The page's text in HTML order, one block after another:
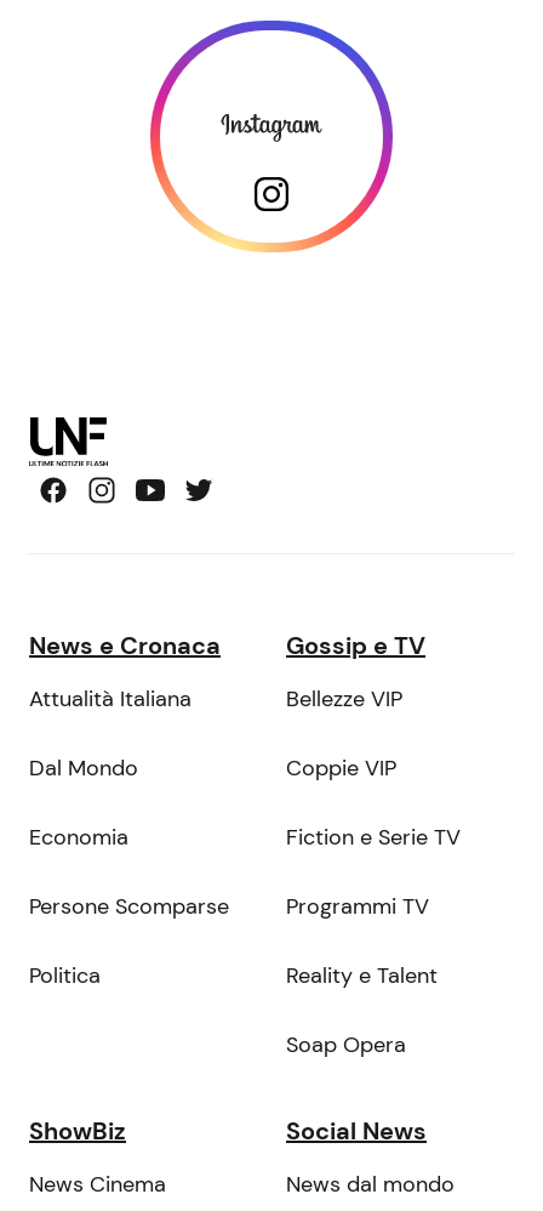
News e Cronaca
Attualità Italiana
Dal Mondo
Economia
Persone Scomparse
Politica
Gossip e TV
Bellezze VIP
Coppie VIP
Fiction e Serie TV
Programmi TV
Reality e Talent
Soap Opera
ShowBiz
News Cinema
Social News
News dal mondo